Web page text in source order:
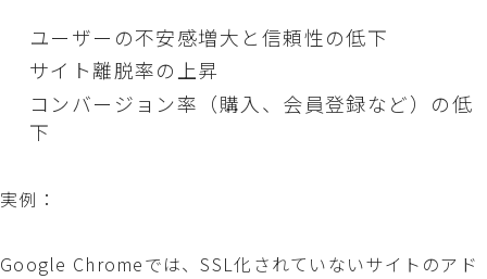
ユーザーの不安感増大と信頼性の低下
サイト離脱率の上昇
コンバージョン率（購入、会員登録など）の低
下
実例：
Google Chromeでは、SSL化されていないサイトのアド